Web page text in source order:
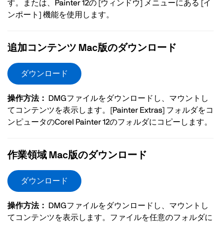
す。または、Painter 12の [ウィンドウ] メニューにある [イ
ンポート] 機能を使用します。
追加コンテンツ Mac版のダウンロード
ダウンロード
操作方法：
DMGファイルをダウンロードし、マウントし
てコンテンツを表示します。[Painter Extras] フォルダをコ
ンピュータのCorel Painter 12のフォルダにコピーします。
作業領域 Mac版のダウンロード
ダウンロード
操作方法：
DMGファイルをダウンロードし、マウントし
てコンテンツを表示します。ファイルを任意のフォルダに